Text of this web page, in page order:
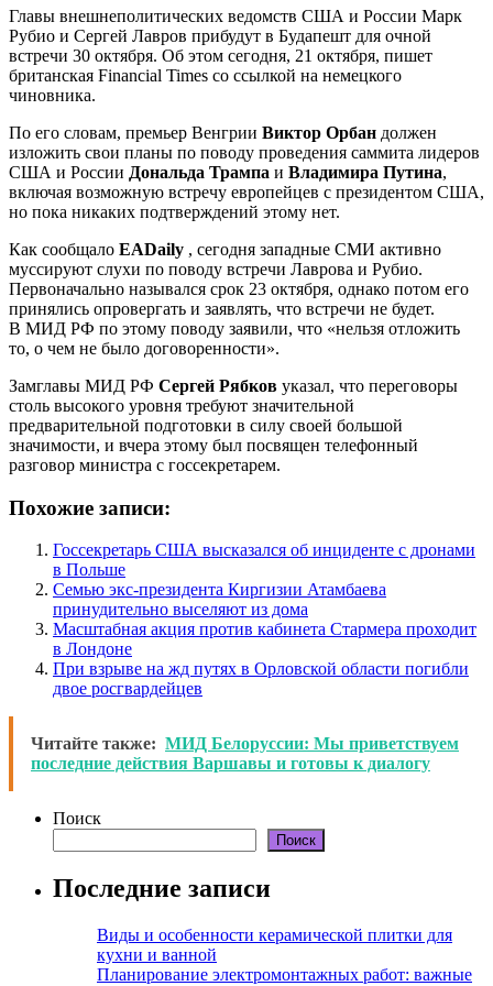
Главы внешнеполитических ведомств США и России Марк
Рубио и Сергей Лавров прибудут в Будапешт для очной
встречи 30 октября. Об этом сегодня, 21 октября, пишет
британская Financial Times со ссылкой на немецкого
чиновника.
По его словам, премьер Венгрии Виктор Орбан должен
изложить свои планы по поводу проведения саммита лидеров
США и России Дональда Трампа и Владимира Путина,
включая возможную встречу европейцев с президентом США,
но пока никаких подтверждений этому нет.
Как сообщало EADaily , сегодня западные СМИ активно
муссируют слухи по поводу встречи Лаврова и Рубио.
Первоначально назывался срок 23 октября, однако потом его
принялись опровергать и заявлять, что встречи не будет.
В МИД РФ по этому поводу заявили, что «нельзя отложить
то, о чем не было договоренности».
Замглавы МИД РФ Сергей Рябков указал, что переговоры
столь высокого уровня требуют значительной
предварительной подготовки в силу своей большой
значимости, и вчера этому был посвящен телефонный
разговор министра с госсекретарем.
Похожие записи:
Госсекретарь США высказался об инциденте с дронами
в Польше
Семью экс-президента Киргизии Атамбаева
принудительно выселяют из дома
Масштабная акция против кабинета Стармера проходит
в Лондоне
При взрыве на жд путях в Орловской области погибли
двое росгвардейцев
Читайте также: МИД Белоруссии: Мы приветствуем
последние действия Варшавы и готовы к диалогу
Поиск
Поиск
Последние записи
Виды и особенности керамической плитки для
кухни и ванной
Планирование электромонтажных работ: важные